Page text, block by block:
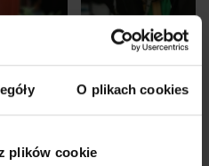
O plikach cookies
plików cookie